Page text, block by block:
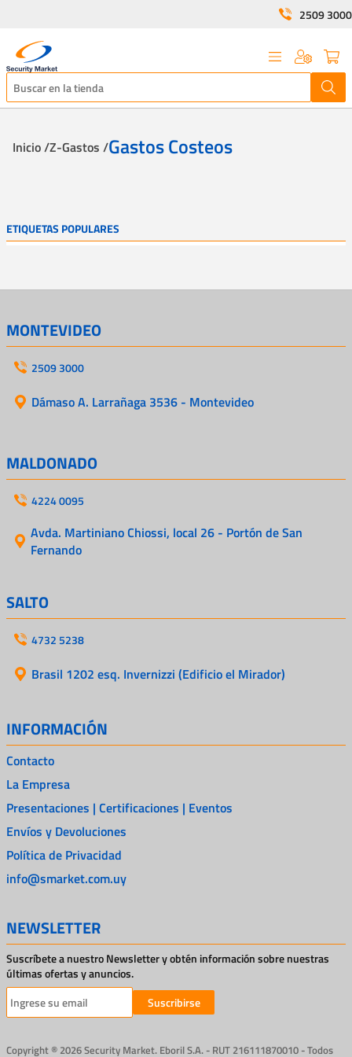
2509 3000
Inicio /Z-Gastos /Gastos Costeos
ETIQUETAS POPULARES
MONTEVIDEO
2509 3000
Dámaso A. Larrañaga 3536 - Montevideo
MALDONADO
4224 0095
Avda. Martiniano Chiossi, local 26 - Portón de San
Fernando
SALTO
4732 5238
Brasil 1202 esq. Invernizzi (Edificio el Mirador)
INFORMACIÓN
Contacto
La Empresa
Presentaciones | Certificaciones | Eventos
Envíos y Devoluciones
Política de Privacidad
info@smarket.com.uy
NEWSLETTER
Suscríbete a nuestro Newsletter y obtén información sobre nuestras
últimas ofertas y anuncios.
Suscribirse
Copyright ® 2026 Security Market. Eboril S.A. - RUT 216111870010 - Todos